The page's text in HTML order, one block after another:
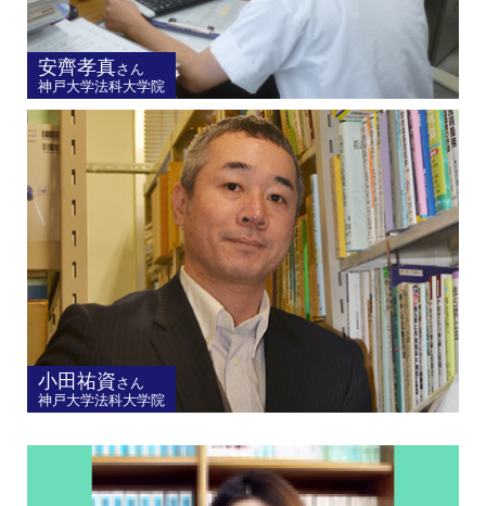
安齊孝真さん
神戸大学法科大学院
小田祐資さん
神戸大学法科大学院